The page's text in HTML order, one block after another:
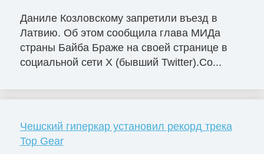
Даниле Козловскому запретили въезд в
Латвию. Об этом сообщила глава МИДа
страны Байба Браже на своей странице в
социальной сети X (бывший Twitter).Со...
Чешский гиперкар установил рекорд трека
Top Gear